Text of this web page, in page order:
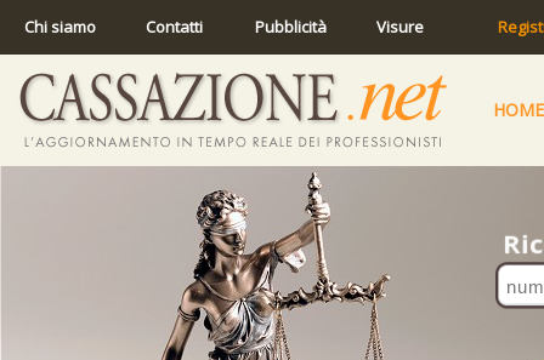
Chi siamo Contatti Pubblicità Visure
HOME